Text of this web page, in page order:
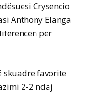
Crysencio
Anthony Elanga
për
skuadre favorite
2-2 ndaj